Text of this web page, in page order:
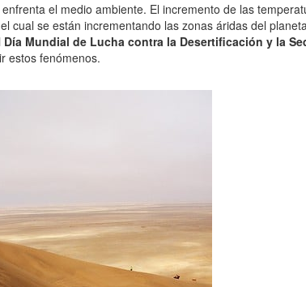
el medio ambiente. El incremento de las
cual se están incrementando las zonas áridas del
Día Mundial de Lucha contra la Desertificación y la
estos fenómenos.